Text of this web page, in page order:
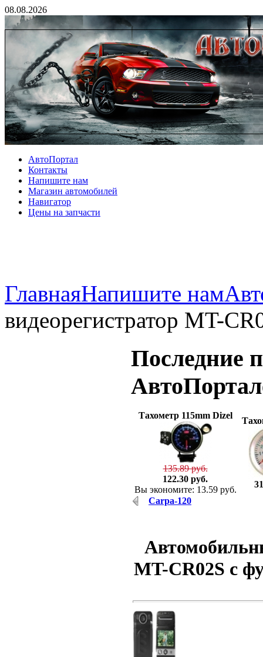
08.08.2026
АвтоПортал
Контакты
Напишите нам
Магазин автомобилей
Навигатор
Цены на запчасти
ГлавнаяНапишите нам
видеорегистратор MT-
Последние
Тахометр 115mm Dizel
135.89 руб.
122.30 руб.
Вы экономите: 13.59 руб.
Carpa-120
MT-CR02S с